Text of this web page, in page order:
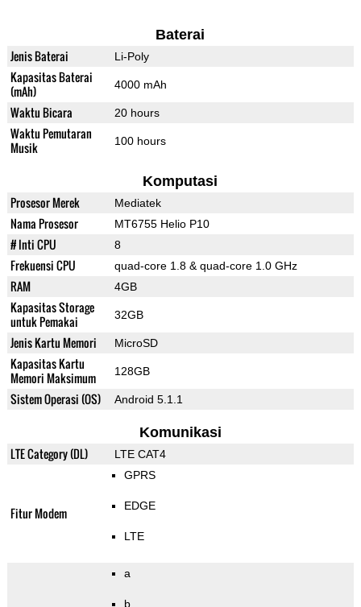
Baterai
Jenis Baterai Li-Poly
Kapasitas Baterai
(mAh)
4000 mAh
Waktu Bicara 20 hours
Waktu Pemutaran
Musik
100 hours
Komputasi
Prosesor Merek Mediatek
Nama Prosesor MT6755 Helio P10
# Inti CPU 8
Frekuensi CPU quad-core 1.8 & quad-core 1.0 GHz
RAM 4GB
Kapasitas Storage
untuk Pemakai
32GB
Jenis Kartu Memori MicroSD
Kapasitas Kartu
Memori Maksimum
128GB
Sistem Operasi (OS) Android 5.1.1
Komunikasi
LTE Category (DL) LTE CAT4
Fitur Modem
GPRS
EDGE
LTE
a
b